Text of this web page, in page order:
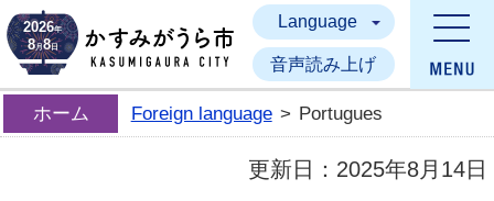
かすみがうら市
2026年
8月8日
Language
音声読み上げ
ホーム Foreign language > Portugues
更新日： 2025年8月14日